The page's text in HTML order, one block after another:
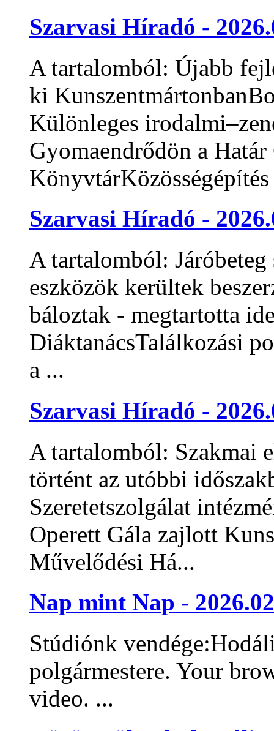
Szarvasi Híradó -
A tartalomból: Újabb
ki
Különleges
Gyomaendrődön a
Szarvasi Híradó -
A tartalomból:
eszközök kerültek
báloztak - megtartotta
DiáktanácsTalálkozási
a ...
Szarvasi Híradó -
A tartalomból: Szakmai
történt az utóbbi
Szeretetszolgálat
Operett Gála zajlott
Művelődési Há...
Nap mint Nap -
Stúdiónk
polgármestere. Your
video. ...